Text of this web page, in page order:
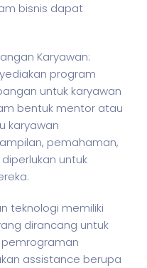
bisnis dapat
Karyawan:
program
untuk karyawan
bentuk mentor atau
karyawan
pemahaman,
untuk
teknologi memiliki
dirancang untuk
assistance berupa